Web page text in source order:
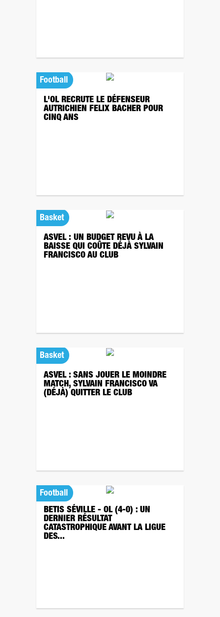
Football
L'OL RECRUTE LE DÉFENSEUR
AUTRICHIEN FELIX BACHER POUR
CINQ ANS
Basket
ASVEL : UN BUDGET REVU À LA
BAISSE QUI COÛTE DÉJÀ SYLVAIN
FRANCISCO AU CLUB
Basket
ASVEL : SANS JOUER LE MOINDRE
MATCH, SYLVAIN FRANCISCO VA
(DÉJÀ) QUITTER LE CLUB
Football
BETIS SÉVILLE - OL (4-0) : UN
DERNIER RÉSULTAT
CATASTROPHIQUE AVANT LA LIGUE
DES...